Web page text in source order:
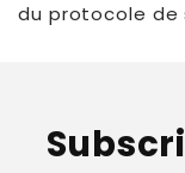
du protocole de